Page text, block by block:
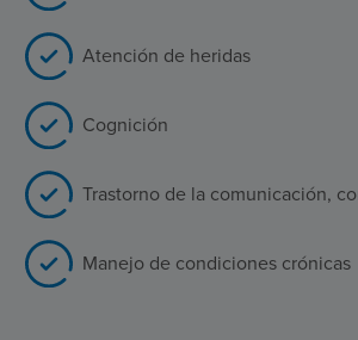
Atención de heridas
Cognición
Trastorno de la comunicación,
Manejo de condiciones crónicas